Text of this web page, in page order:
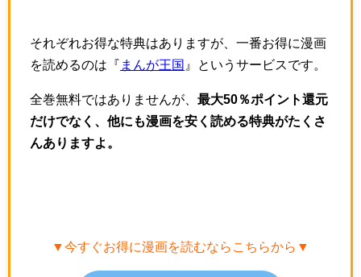
それぞれお得な特典はありますが、一番お得に漫画
を読めるのは『 まんが王国 』というサービスです。
全巻無料ではありませんが、 最大50％ポイント還元
だけでなく、他にも漫画を安く読める特典がたくさ
んありますよ。
▼今すぐお得に漫画を読むならこちらから▼